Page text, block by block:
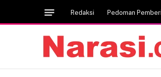
Redaksi Pedoman